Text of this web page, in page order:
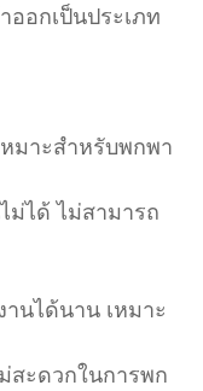
ออกเป็นประเภท
มาะสำหรับพกพา
ได้ ไม่สามารถ
นได้นาน เหมาะ
สะดวกในการพก